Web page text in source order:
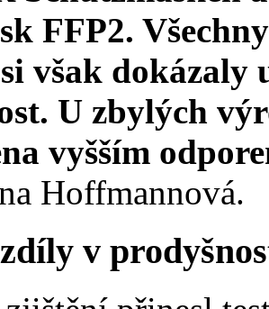
FFP2.
však
U zbylých
vyšším
Hoffmannová.
v